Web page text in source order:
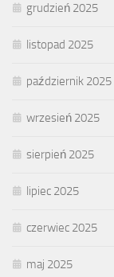
grudzień 2025
listopad 2025
październik 2025
wrzesień 2025
sierpień 2025
lipiec 2025
czerwiec 2025
maj 2025